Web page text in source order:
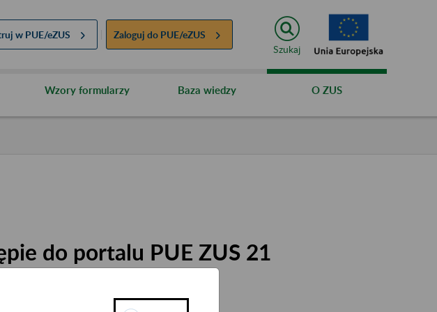
w PUE/eZUS Zaloguj do PUE/eZUS
Szukaj
Wzory formularzy Baza wiedzy O ZUS
do portalu PUE ZUS 21